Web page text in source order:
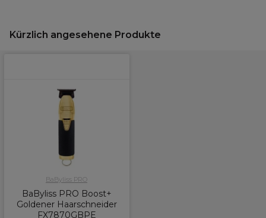
Kürzlich angesehene Produkte
BaByliss PRO
BaByliss PRO Boost+
Goldener Haarschneider
FX7870GBPE